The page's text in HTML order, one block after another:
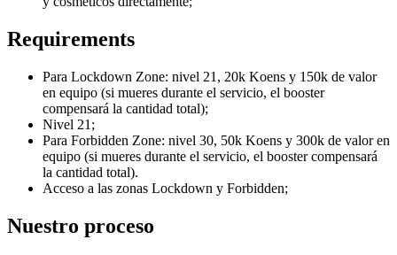
Requirements
Para Lockdown Zone: nivel 21, 20k Koens y 150k de valor
en equipo (si mueres durante el servicio, el booster
compensará la cantidad total);
Nivel 21;
Para Forbidden Zone: nivel 30, 50k Koens y 300k de valor en
equipo (si mueres durante el servicio, el booster compensará
la cantidad total).
Acceso a las zonas Lockdown y Forbidden;
Nuestro proceso